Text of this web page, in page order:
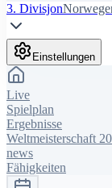
3. Divisjon
Einstellungen
Live
Spielplan
Ergebnisse
Weltmeisterschaft
news
Fähigkeiten